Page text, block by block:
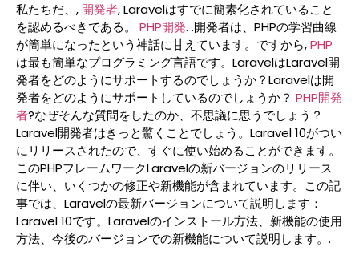
私たちだ、, 開発者, Laravelはすでに簡素化されていること
を認めるべきである。 PHP開発. .開発者は、PHPの学習曲線
が簡単になったという神話に甘えています。ですから,PHP
は最も簡単なプログラミング言語です。LaravelはLaravel開
発者をどのようにサポートするのでしょうか？Laravelは開
発者をどのようにサポートしているのでしょうか？ PHP開発
者?なぜそんな質問をしたのか、不思議に思うでしょう？
Laravel開発者はきっと驚くことでしょう。Laravel 10がつい
にリリースされたので、すぐに使い始めることができます。
このPHPフレームワークLaravelの新バージョンのリリース
に伴い、いくつかの修正や新機能が含まれています。この記
事では、Laravelの最新バージョンについて説明します：
Laravel 10です。Laravelのインストール方法、新機能の使用
方法、今後のバージョンでの新機能について説明します。.